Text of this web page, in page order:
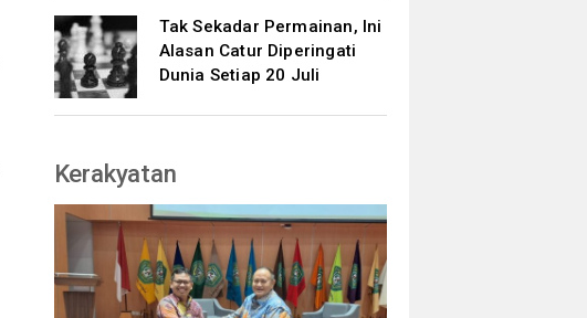
Tak Sekadar Permainan, Ini
Alasan Catur Diperingati
Dunia Setiap 20 Juli
Kerakyatan